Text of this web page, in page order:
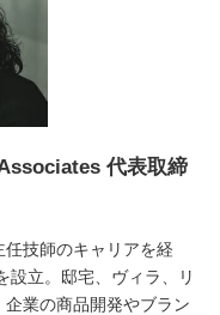
代表取締
技師のキャリアを経
設立。邸宅、ヴィラ、リ
業の商品開発やブラン